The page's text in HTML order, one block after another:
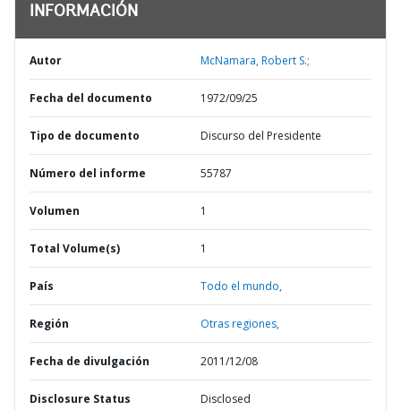
INFORMACIÓN
Autor McNamara, Robert S.;
Fecha del documento 1972/09/25
Tipo de documento Discurso del Presidente
Número del informe 55787
Volumen 1
Total Volume(s) 1
País Todo el mundo,
Región Otras regiones,
Fecha de divulgación 2011/12/08
Disclosure Status Disclosed